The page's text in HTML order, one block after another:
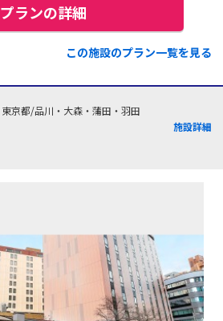
プランの詳細
この施設のプラン一覧を見る
東京都/品川・大森・蒲田・羽田
施設詳細